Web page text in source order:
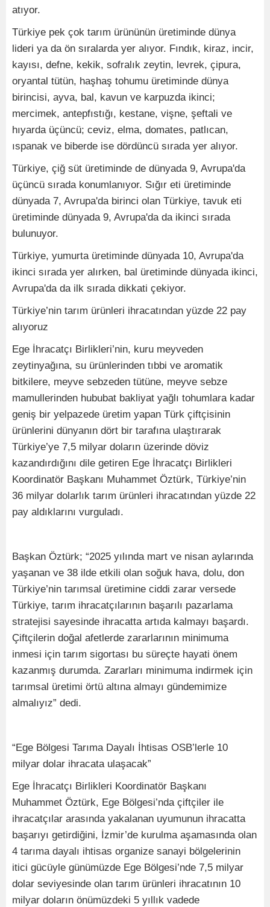
atıyor.
Türkiye pek çok tarım ürününün üretiminde dünya
lideri ya da ön sıralarda yer alıyor. Fındık, kiraz, incir,
kayısı, defne, kekik, sofralık zeytin, levrek, çipura,
oryantal tütün, haşhaş tohumu üretiminde dünya
birincisi, ayva, bal, kavun ve karpuzda ikinci;
mercimek, antepfıstığı, kestane, vişne, şeftali ve
hıyarda üçüncü; ceviz, elma, domates, patlıcan,
ıspanak ve biberde ise dördüncü sırada yer alıyor.
Türkiye, çiğ süt üretiminde de dünyada 9, Avrupa'da
üçüncü sırada konumlanıyor. Sığır eti üretiminde
dünyada 7, Avrupa'da birinci olan Türkiye, tavuk eti
üretiminde dünyada 9, Avrupa'da da ikinci sırada
bulunuyor.
Türkiye, yumurta üretiminde dünyada 10, Avrupa'da
ikinci sırada yer alırken, bal üretiminde dünyada ikinci,
Avrupa'da da ilk sırada dikkati çekiyor.
Türkiye’nin tarım ürünleri ihracatından yüzde 22 pay
alıyoruz
Ege İhracatçı Birlikleri’nin, kuru meyveden
zeytinyağına, su ürünlerinden tıbbi ve aromatik
bitkilere, meyve sebzeden tütüne, meyve sebze
mamullerinden hububat bakliyat yağlı tohumlara kadar
geniş bir yelpazede üretim yapan Türk çiftçisinin
ürünlerini dünyanın dört bir tarafına ulaştırarak
Türkiye’ye 7,5 milyar doların üzerinde döviz
kazandırdığını dile getiren Ege İhracatçı Birlikleri
Koordinatör Başkanı Muhammet Öztürk, Türkiye’nin
36 milyar dolarlık tarım ürünleri ihracatından yüzde 22
pay aldıklarını vurguladı.
Başkan Öztürk; “2025 yılında mart ve nisan aylarında
yaşanan ve 38 ilde etkili olan soğuk hava, dolu, don
Türkiye’nin tarımsal üretimine ciddi zarar versede
Türkiye, tarım ihracatçılarının başarılı pazarlama
stratejisi sayesinde ihracatta artıda kalmayı başardı.
Çiftçilerin doğal afetlerde zararlarının minimuma
inmesi için tarım sigortası bu süreçte hayati önem
kazanmış durumda. Zararları minimuma indirmek için
tarımsal üretimi örtü altına almayı gündemimize
almalıyız” dedi.
“Ege Bölgesi Tarıma Dayalı İhtisas OSB’lerle 10
milyar dolar ihracata ulaşacak”
Ege İhracatçı Birlikleri Koordinatör Başkanı
Muhammet Öztürk, Ege Bölgesi’nda çiftçiler ile
ihracatçılar arasında yakalanan uyumunun ihracatta
başarıyı getirdiğini, İzmir’de kurulma aşamasında olan
4 tarıma dayalı ihtisas organize sanayi bölgelerinin
itici gücüyle günümüzde Ege Bölgesi’nde 7,5 milyar
dolar seviyesinde olan tarım ürünleri ihracatının 10
milyar doların önümüzdeki 5 yıllık vadede